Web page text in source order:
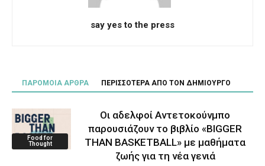
say yes to the press
ΠΑΡΟΜΟΙΑ ΑΡΘΡΑ ΠΕΡΙΣΣΟΤΕΡΑ ΑΠΟ ΤΟΝ ΔΗΜΙΟΥΡΓΟ
Food for
Thought
Οι αδελφοί Αντετοκούνμπο
παρουσιάζουν το βιβλίο «BIGGER
THAN BASKETBALL» με μαθήματα
ζωής για τη νέα γενιά